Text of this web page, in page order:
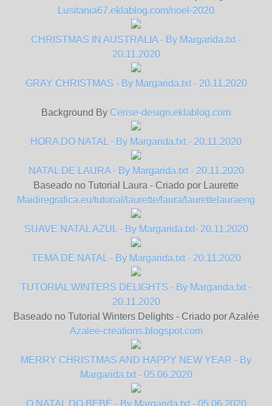
Lusitania67.eklablog.com/noel-2020
CHRISTMAS IN AUSTRALIA - By Margarida.txt -
20.11.2020
GRAY CHRISTMAS - By Margarida.txt - 20.11.2020
Background By Cerise-design.eklablog.com
HORA DO NATAL - By Margarida.txt - 20.11.2020
NATAL DE LAURA - By Margarida.txt - 20.11.2020
Baseado no Tutorial Laura - Criado por Laurette
Maidiregrafica.eu/tutorial/laurette/laura/laurettelauraeng
SUAVE NATAL AZUL - By Margarida.txt- 20.11.2020
TEMA DE NATAL - By Margarida.txt - 20.11.2020
TUTORIAL WINTERS DELIGHTS - By Margarida.txt -
20.11.2020
Baseado no Tutorial Winters Delights - Criado por Azalée
Azalee-creations.blogspot.com
MERRY CHRISTMAS AND HAPPY NEW YEAR - By
Margarida.txt - 05.06.2020
O NATAL DO BEBÊ - By Margarida.txt - 05.06.2020